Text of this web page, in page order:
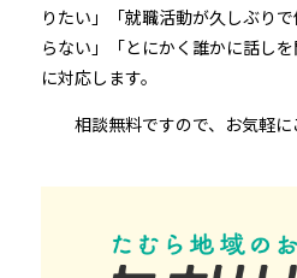
りたい」「就職活動が久しぶり
らない」「とにかく誰かに話し
に対応します。
相談無料ですので、お気軽に